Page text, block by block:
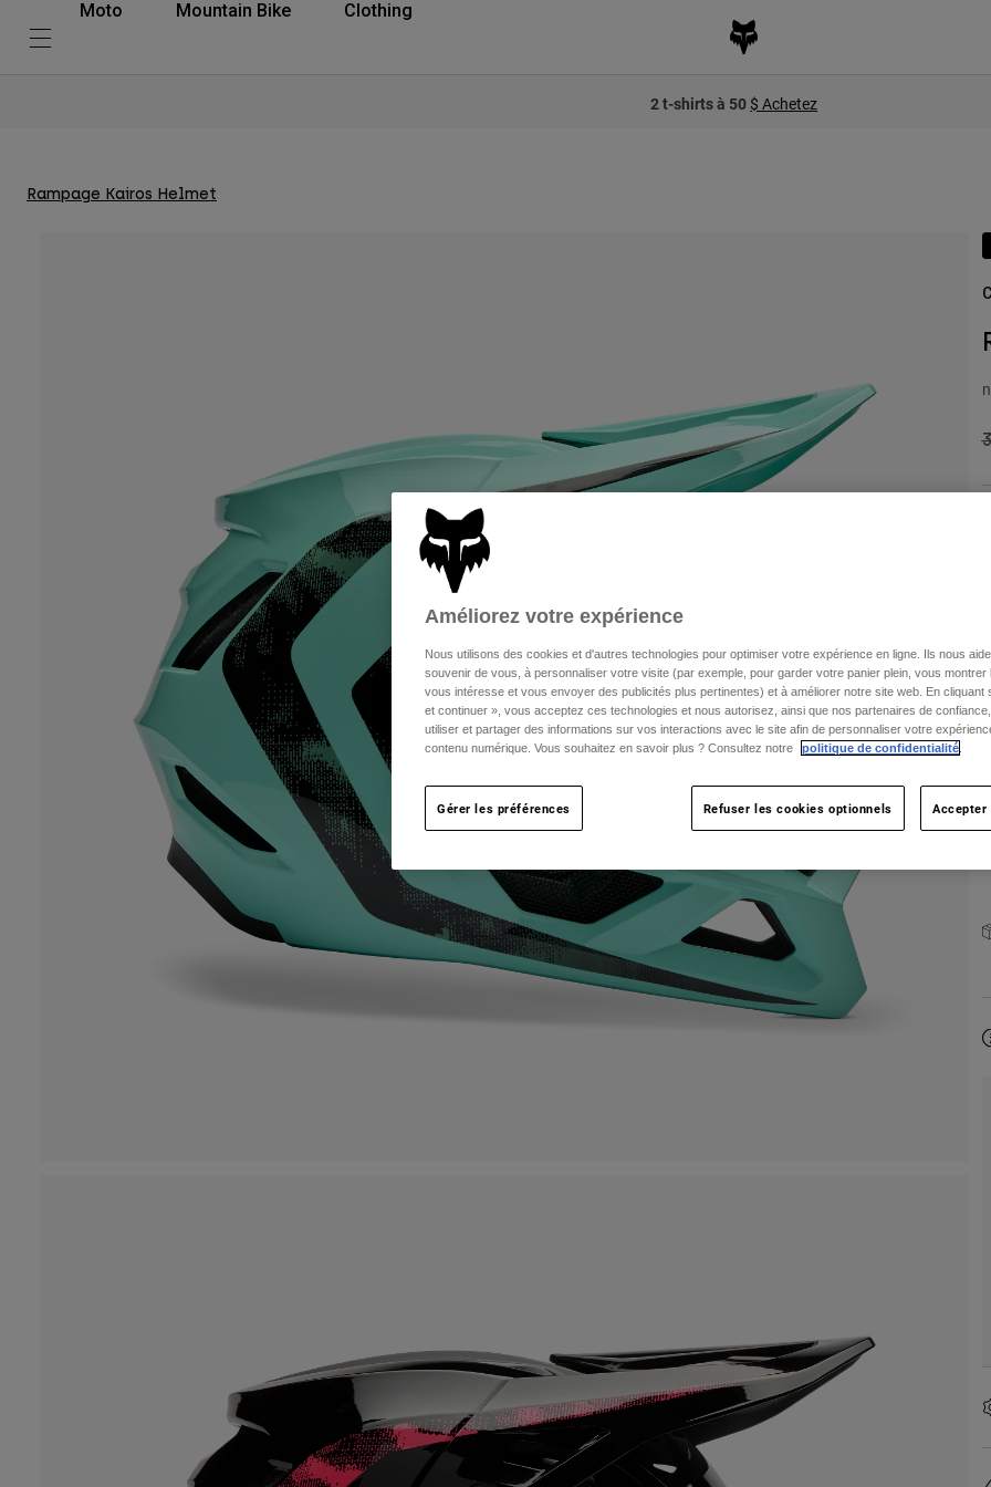
Moto Mountain Bike Clothing
2 t-shirts à 50 $ Achetez
Rampage Kairos Helmet
Améliorez votre expérience
Nous utilisons des cookies et d'autres technologies pour optimiser votre expérience en ligne. Ils nous
souvenir de vous, à personnaliser votre visite (par exemple, pour garder votre panier plein, vous montrer
vous intéresse et vous envoyer des publicités plus pertinentes) et à améliorer notre site web. En cliquant
et continuer », vous acceptez ces technologies et nous autorisez, ainsi que nos partenaires de confiance,
utiliser et partager des informations sur vos interactions avec le site afin de personnaliser votre
contenu numérique. Vous souhaitez en savoir plus ? Consultez notre
politique de confidentialité
Gérer les préférences Refuser les cookies optionnels Accepter